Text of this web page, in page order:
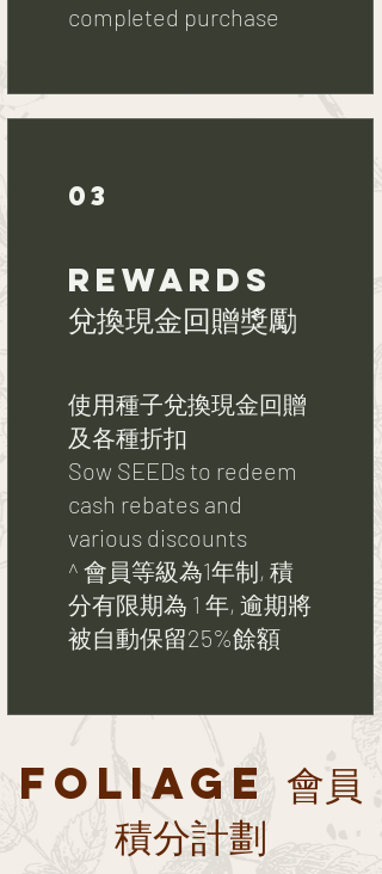
completed purchase
03
REWARDS
兌換現金回贈獎勵
使用種子兌換現金回贈
及各種折扣
Sow SEEDs to redeem
cash rebates and
various discounts
^ 會員等級為1年制, 積
分有限期為 1 年, 逾期將
被自動保留25%餘額
FOLIAGE 會員
積分計劃